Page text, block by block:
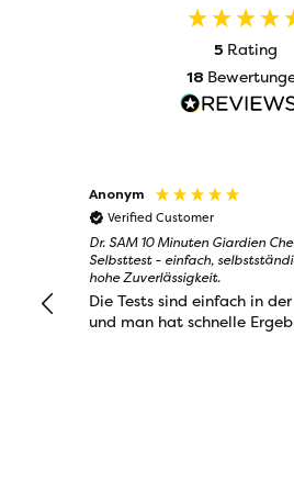
5 Rating
18
Anonym
Verified Customer
Dr. SAM 10 Minuten Giardien
Selbsttest - einfach,
hohe Zuverlässigkeit.
Die Tests sind einfach in
und man hat schnelle